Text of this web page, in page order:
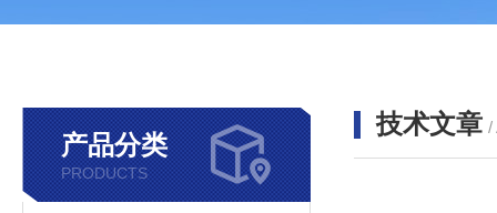
产品分类
PRODUCTS
技术文章 /